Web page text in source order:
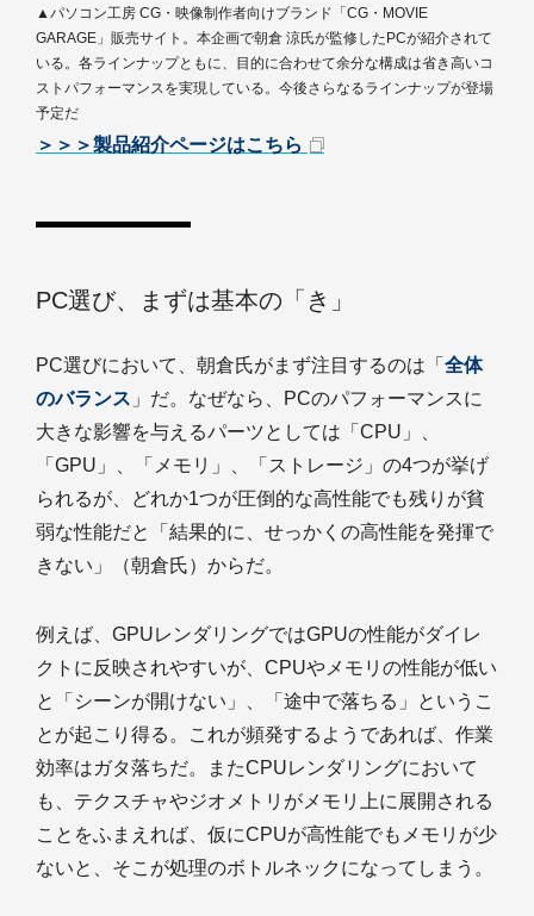
▲パソコン工房 CG・映像制作者向けブランド「CG・MOVIE
GARAGE」販売サイト。本企画で朝倉 涼氏が監修したPCが紹介されて
いる。各ラインナップともに、目的に合わせて余分な構成は省き高いコ
ストパフォーマンスを実現している。今後さらなるラインナップが登場
予定だ
＞＞＞製品紹介ページはこちら
PC選び、まずは基本の「き」
PC選びにおいて、朝倉氏がまず注目するのは「 全体
のバランス 」だ。なぜなら、PCのパフォーマンスに
大きな影響を与えるパーツとしては「CPU」、
「GPU」、「メモリ」、「ストレージ」の4つが挙げ
られるが、どれか1つが圧倒的な高性能でも残りが貧
弱な性能だと「結果的に、せっかくの高性能を発揮で
きない」（朝倉氏）からだ。
例えば、GPUレンダリングではGPUの性能がダイレ
クトに反映されやすいが、CPUやメモリの性能が低い
と「シーンが開けない」、「途中で落ちる」というこ
とが起こり得る。これが頻発するようであれば、作業
効率はガタ落ちだ。またCPUレンダリングにおいて
も、テクスチャやジオメトリがメモリ上に展開される
ことをふまえれば、仮にCPUが高性能でもメモリが少
ないと、そこが処理のボトルネックになってしまう。